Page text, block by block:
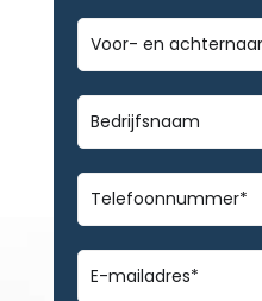
Voor-
en
achternaam*
Bedrijfsnaam
Telefoonnummer
E-
mailadres*